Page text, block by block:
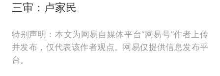
三审：卢家民
特别声明：本文为网易自媒体平台“网易号”作者上传
并发布，仅代表该作者观点。网易仅提供信息发布平
台。